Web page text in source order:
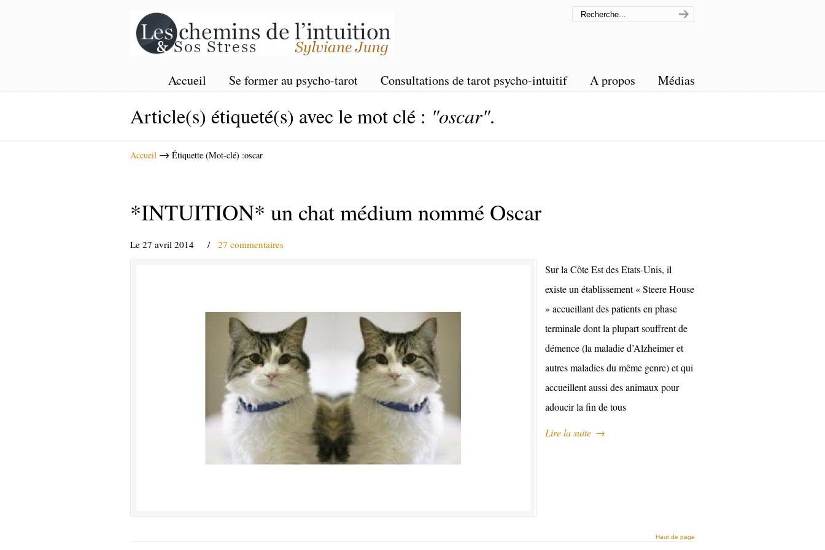
Accueil Se former au psycho-tarot Consultations de tarot psycho-intuitif A propos Médias
Article(s) étiqueté(s) avec le mot clé : "oscar".
Accueil → Étiquette (Mot-clé) :oscar
*INTUITION* un chat médium nommé Oscar
Le 27 avril 2014 / 27 commentaires
Sur la Côte Est des Etats-Unis, il
existe un établissement « Steere House
» accueillant des patients en phase
terminale dont la plupart souffrent de
démence (la maladie d’Alzheimer et
autres maladies du même genre) et qui
accueillent aussi des animaux pour
adoucir la fin de tous
Lire la suite →
Haut de page